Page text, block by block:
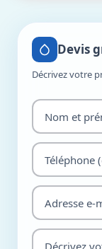
Devis
Décrivez votre